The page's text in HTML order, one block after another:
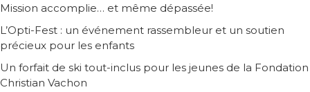
Mission accomplie… et même dépassée!
L’Opti-Fest : un événement rassembleur et un soutien
précieux pour les enfants
Un forfait de ski tout-inclus pour les jeunes de la Fondation
Christian Vachon